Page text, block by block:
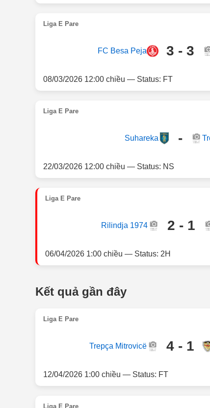
Liga E Pare
FC Besa Peja 3 - 3
08/03/2026 12:00 chiều — Status: FT
Liga E Pare
Suhareka -
22/03/2026 12:00 chiều — Status: NS
Liga E Pare
Rilindja 1974 2 - 1
06/04/2026 1:00 chiều — Status: 2H
Kết quả gần đây
Liga E Pare
Trepça Mitrovicë 4 - 1
12/04/2026 1:00 chiều — Status: FT
Liga E Pare